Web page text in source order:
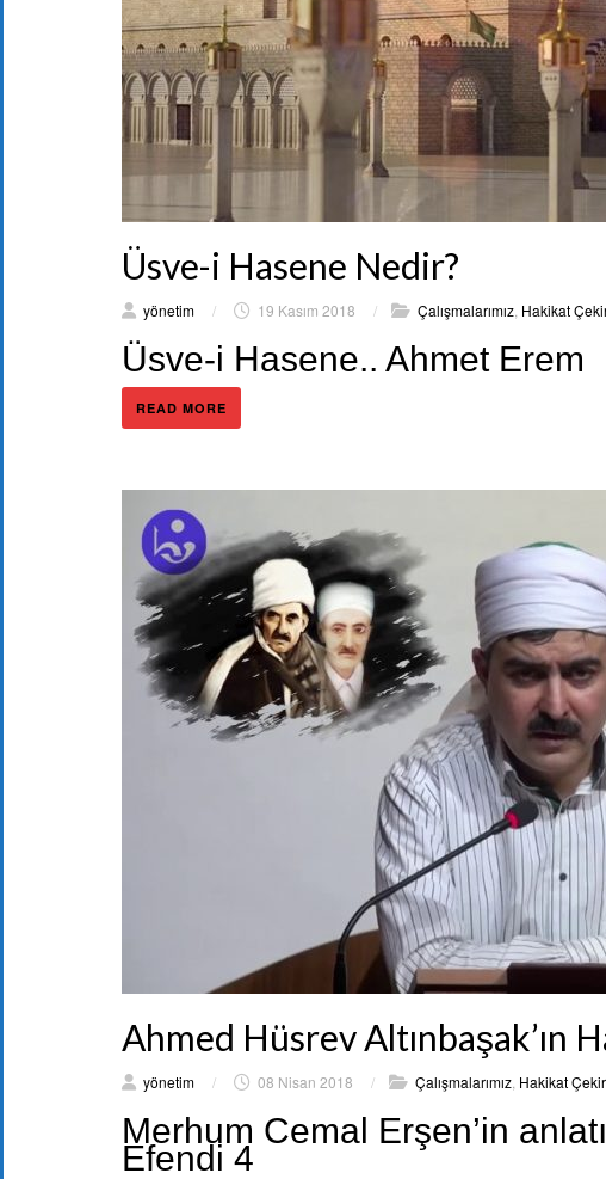
Üsve-i Hasene Nedir?
yönetim / 19 Kasım 2018 / Çalışmalarımız Hakikat
Üsve-i Hasene.. Ahmet Erem
READ MORE
Ahmed Hüsrev Altınbaşak’ın
yönetim / 08 Nisan 2018 / Çalışmalarımız Hakikat
Merhum Cemal Erşen’in
Efendi 4